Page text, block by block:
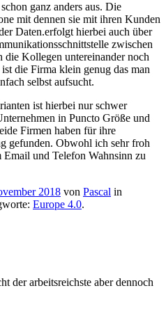
ganz anders aus. Die
mit dennen sie mit ihren Kunden
Daten.erfolgt hierbei auch über
zwischen
Kollegen untereinander noch
die Firma klein genug das man
selbst aufsucht.
ist hierbei nur schwer
in Puncto Größe und
Firmen haben für ihre
gefunden. Obwohl ich sehr froh
und Telefon Wahnsinn zu
2018 von Pascal in
Europe 4.0.
der arbeitsreichste aber dennoch